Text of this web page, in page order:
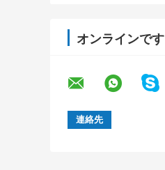
オンラインです